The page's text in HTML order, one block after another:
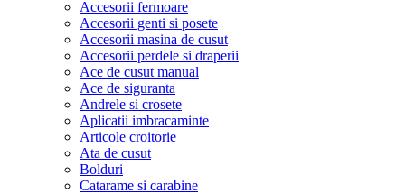
Accesorii fermoare
Accesorii genti si posete
Accesorii masina de cusut
Accesorii perdele si draperii
Ace de cusut manual
Ace de siguranta
Andrele si crosete
Aplicatii imbracaminte
Articole croitorie
Ata de cusut
Bolduri
Catarame si carabine